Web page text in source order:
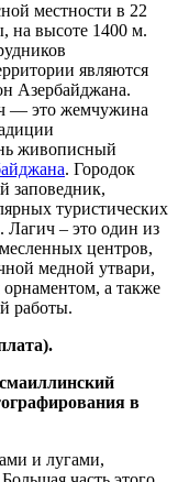
местности в 22
на высоте 1400 м.
являются
Азербайджана.
— это жемчужина
живописный
. Городок
заповедник,
туристических
– это один из
центров,
медной утвари,
а также
работы.
в
и лугами,